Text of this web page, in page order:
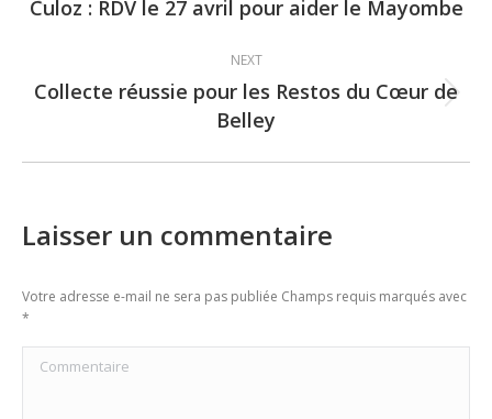
Previous
Culoz : RDV le 27 avril pour aider le Mayombe
NEXT
Next
post:
Collecte réussie pour les Restos du Cœur de
Belley
Laisser un commentaire
Votre adresse e-mail ne sera pas publiée Champs requis marqués avec
*
Commentaire